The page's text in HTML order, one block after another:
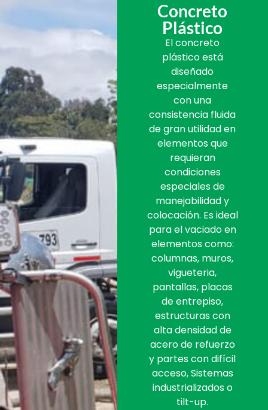
Concreto
Plástico
El concreto
plástico está
diseñado
especialmente
con una
consistencia fluida
de gran utilidad en
elementos que
requieran
condiciones
especiales de
manejabilidad y
colocación. Es ideal
para el vaciado en
elementos como:
columnas, muros,
vigueteria,
pantallas, placas
de entrepiso,
estructuras con
alta densidad de
acero de refuerzo
y partes con difícil
acceso, Sistemas
industrializados o
tilt-up.